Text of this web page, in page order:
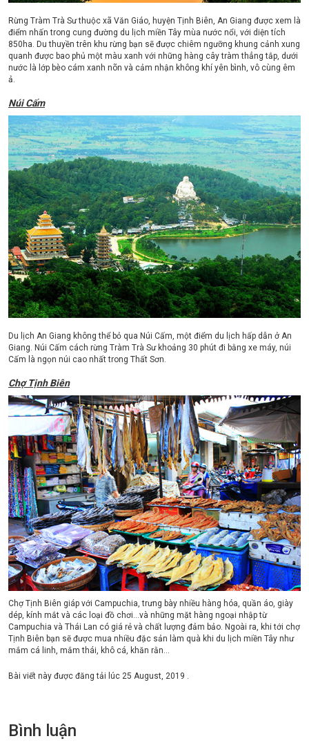
Rừng Tràm Trà Sư thuộc xã Văn Giáo, huyện Tịnh Biên, An Giang được xem là
điểm nhấn trong cung đường du lịch miền Tây mùa nước nổi, với diện tích
850ha. Du thuyền trên khu rừng bạn sẽ được chiêm ngưỡng khung cảnh xung
quanh được bao phủ một màu xanh với những hàng cây tràm thẳng tắp, dưới
nước là lớp bèo cám xanh nõn và cảm nhận không khí yên bình, vô cùng êm
ả.
Núi Cấm
Du lịch An Giang không thể bỏ qua Núi Cấm, một điểm du lịch hấp dẫn ở An
Giang. Núi Cấm cách rừng Tràm Trà Sư khoảng 30 phút đi bằng xe máy, núi
Cấm là ngọn núi cao nhất trong Thất Sơn.
Chợ Tịnh Biên
Chợ Tịnh Biên giáp với Campuchia, trưng bày nhiều hàng hóa, quần áo, giày
dép, kính mắt và các loại đồ chơi…và những mặt hàng ngoại nhập từ
Campuchia và Thái Lan có giá rẻ và chất lượng đảm bảo. Ngoài ra, khi tới chợ
Tịnh Biên bạn sẽ được mua nhiều đặc sản làm quà khi du lịch miền Tây như
mắm cá linh, mắm thái, khô cá, khăn rằn…
Bài viết này được đăng tải lúc 25 August, 2019
Bình luận